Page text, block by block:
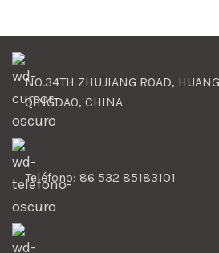
NO.34TH ZHUJIANG ROAD,
QINGDAO, CHINA
Teléfono: 86 532 85183101